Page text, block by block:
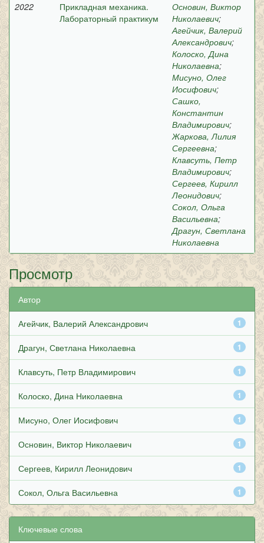
2022
Прикладная механика.
Лабораторный практикум
Основин, Виктор
Николаевич;
Агейчик, Валерий
Александрович;
Колоско, Дина
Николаевна;
Мисуно, Олег
Иосифович;
Сашко,
Константин
Владимирович;
Жаркова, Лилия
Сергеевна;
Клавсуть, Петр
Владимирович;
Сергеев, Кирилл
Леонидович;
Сокол, Ольга
Васильевна;
Драгун, Светлана
Николаевна
Просмотр
Автор
1
Агейчик, Валерий Александрович
1
Драгун, Светлана Николаевна
1
Клавсуть, Петр Владимирович
1
Колоско, Дина Николаевна
1
Мисуно, Олег Иосифович
1
Основин, Виктор Николаевич
1
Сергеев, Кирилл Леонидович
1
Сокол, Ольга Васильевна
Ключевые слова